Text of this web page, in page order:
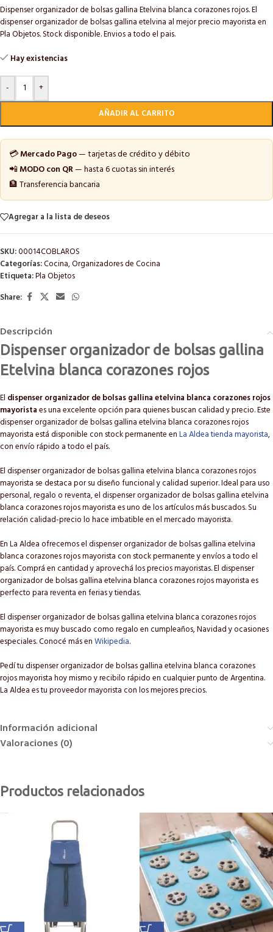
Dispenser organizador de bolsas gallina Etelvina blanca corazones rojos. El
dispenser organizador de bolsas gallina etelvina al mejor precio mayorista en
Pla Objetos. Stock disponible. Envios a todo el pais.
Hay existencias
-
+
AÑADIR AL CARRITO
💳Mercado Pago— tarjetas de crédito y débito
📲MODO con QR— hasta 6 cuotas sin interés
🏦 Transferencia bancaria
Agregar a la lista de deseos
SKU:00014COBLAROS
Categorías:Cocina,Organizadores de Cocina
Etiqueta:Pla Objetos
Share:
Descripción
Dispenser organizador de bolsas gallina
Etelvina blanca corazones rojos
El dispenser organizador de bolsas gallina etelvina blanca corazones rojos
mayoristaes una excelente opción para quienes buscan calidad y precio. Este
dispenser organizador de bolsas gallina etelvina blanca corazones rojos
mayorista está disponible con stock permanente enLa Aldea tienda mayorista,
con envío rápido a todo el país.
El dispenser organizador de bolsas gallina etelvina blanca corazones rojos
mayorista se destaca por su diseño funcional y calidad superior. Ideal para uso
personal, regalo o reventa, el dispenser organizador de bolsas gallina etelvina
blanca corazones rojos mayorista es uno de los artículos más buscados. Su
relación calidad-precio lo hace imbatible en el mercado mayorista.
En La Aldea ofrecemos el dispenser organizador de bolsas gallina etelvina
blanca corazones rojos mayorista con stock permanente y envíos a todo el
país. Comprá en cantidad y aprovechá los precios mayoristas. El dispenser
organizador de bolsas gallina etelvina blanca corazones rojos mayorista es
perfecto para reventa en ferias y tiendas.
El dispenser organizador de bolsas gallina etelvina blanca corazones rojos
mayorista es muy buscado como regalo en cumpleaños, Navidad y ocasiones
especiales. Conocé más enWikipedia.
Pedí tu dispenser organizador de bolsas gallina etelvina blanca corazones
rojos mayorista hoy mismo y recibilo rápido en cualquier punto de Argentina.
La Aldea es tu proveedor mayorista con los mejores precios.
Información adicional
Valoraciones (0)
Productos relacionados